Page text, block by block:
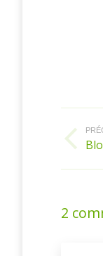
:
2